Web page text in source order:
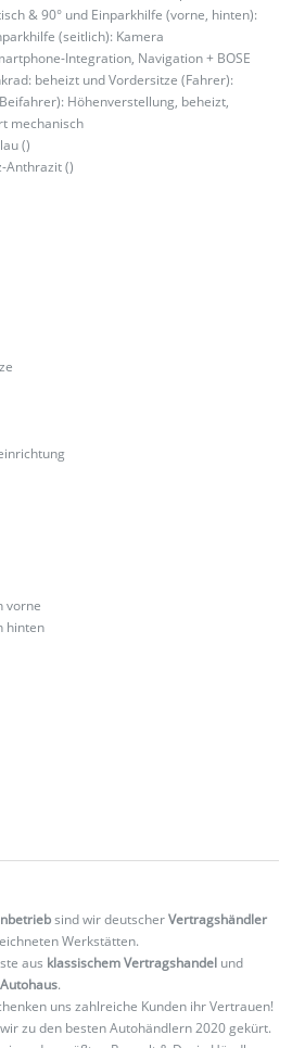
& 90° und Einparkhilfe (vorne, hinten):
(seitlich): Kamera
Integration, Navigation + BOSE
beheizt und Vordersitze (Fahrer):
Höhenverstellung, beheizt,
mechanisch
()
Anthrazit ()
vorne
hinten
sind wir deutscherVertragshändler
Werkstätten.
aus klassischem Vertragshandel und
.
uns zahlreiche Kunden ihr Vertrauen!
zu den besten Autohändlern 2020 gekürt.